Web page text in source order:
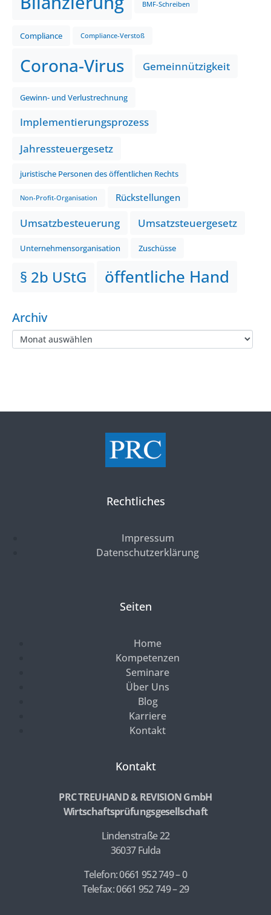
BMF-Schreiben
Compliance Compliance-Verstoß
Corona-Virus Gemeinnützigkeit
Gewinn- und Verlustrechnung
Implementierungsprozess
Jahressteuergesetz
juristische Personen des öffentlichen Rechts
Non-Profit-Organisation Rückstellungen
Umsatzbesteuerung Umsatzsteuergesetz
Unternehmensorganisation Zuschüsse
§ 2b UStG öffentliche Hand
Archiv
Rechtliches
Impressum
Datenschutzerklärung
Seiten
Home
Kompetenzen
Seminare
Über Uns
Blog
Karriere
Kontakt
Kontakt
PRC TREUHAND & REVISION GmbH
Wirtschaftsprüfungsgesellschaft
Lindenstraße 22
36037 Fulda
Telefon: 0661 952 749 – 0
Telefax: 0661 952 749 – 29